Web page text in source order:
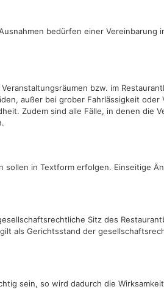
bedürfen einer Vereinbarung
bzw. im
außer bei grober Fahrlässigkeit oder
Zudem sind alle Fälle, in denen die
sollen in Textform erfolgen. Einseitige
Sitz des
als Gerichtsstand der
sein, so wird dadurch die